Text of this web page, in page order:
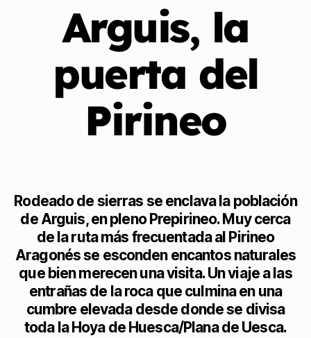
Arguis, la
puerta del
Pirineo
Rodeado de sierras se enclava la población
de Arguis, en pleno Prepirineo. Muy cerca
de la ruta más frecuentada al Pirineo
Aragonés se esconden encantos naturales
que bien merecen una visita. Un viaje a las
entrañas de la roca que culmina en una
cumbre elevada desde donde se divisa
toda la Hoya de Huesca/Plana de Uesca.